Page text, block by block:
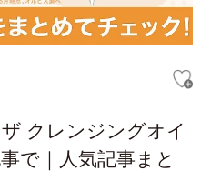
クレンジングオイ
で｜人気記事まと